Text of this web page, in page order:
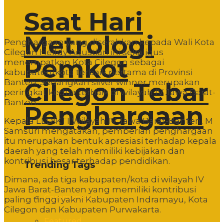
Saat Hari
Metrologi
Pemkot
Cilegon Tebar
Penghargaan
Trending Tags
Commentary
Penghargaan yang diserahkan kepada Wali Kota
Cilegon Helldy Agustian ini sekaligus
menempatkan Kota Cilegon sebagai
kabupaten/kota terbaik pertama di Provinsi
Banten. Sedangkan silver winner merupakan
peringkat kedua terbaik di wilayah IV Jawa Barat-
Banten.
Kepala LLDIKTI Wilayah IV Jawa Barat-Banten, M
Samsuri mengatakan, pemberian penghargaan
itu merupakan bentuk apresiasi terhadap kepala
daerah yang telah memiliki kebijakan dan
kontribusi besar terhadap pendidikan.
Dimana, ada tiga kabupaten/kota di wilayah IV
Jawa Barat-Banten yang memiliki kontribusi
paling tinggi yakni Kabupaten Indramayu, Kota
Cilegon dan Kabupaten Purwakarta.